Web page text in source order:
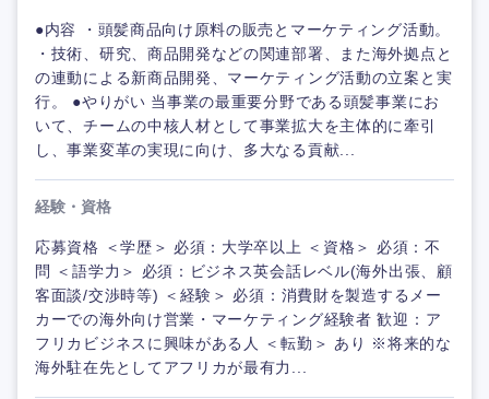
●内容 ・頭髪商品向け原料の販売とマーケティング活動。
・技術、研究、商品開発などの関連部署、また海外拠点と
の連動による新商品開発、マーケティング活動の立案と実
行。 ●やりがい 当事業の最重要分野である頭髪事業にお
いて、チームの中核人材として事業拡大を主体的に牽引
し、事業変革の実現に向け、多大なる貢献...
経験・資格
応募資格 ＜学歴＞ 必須：大学卒以上 ＜資格＞ 必須：不
問 ＜語学力＞ 必須：ビジネス英会話レベル(海外出張、顧
客面談/交渉時等) ＜経験＞ 必須：消費財を製造するメー
カーでの海外向け営業・マーケティング経験者 歓迎：ア
フリカビジネスに興味がある人 ＜転勤＞ あり ※将来的な
海外駐在先としてアフリカが最有力...